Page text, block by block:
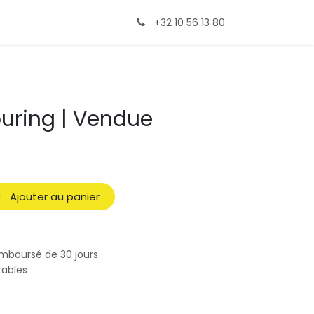
+32 10 56 13 80
| Vendue
Ajouter au panier
de 30 jours